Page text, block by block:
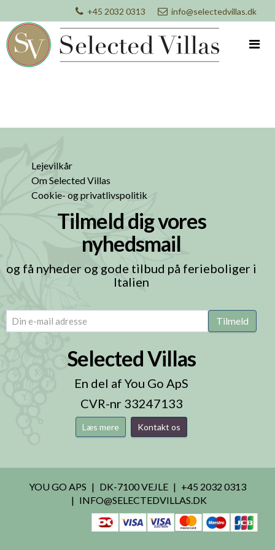
+45 2032 0313 info@selectedvillas.dk
Lejevilkår
Om Selected Villas
Cookie- og privatlivspolitik
Tilmeld dig vores
nyhedsmail
og få nyheder og gode tilbud på ferieboliger i
Italien
email (Påkrævet) Tilmeld
Selected Villas
En del af You Go ApS
CVR-nr 33247133
Læs mere Kontakt os
YOU GO APS DK-7100 VEJLE
+45 2032 0313
INFO@SELECTEDVILLAS.DK